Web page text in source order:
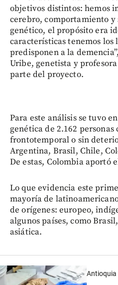
objetivos distintos: hemos
cerebro, comportamiento y
genético, el propósito era
características tenemos los
predisponen a la
Uribe, genetista y
parte del proyecto.
Para este análisis se tuvo
genética de 2.162
frontotemporal o sin
Argentina, Brasil, Chile,
De estas, Colombia aportó
Lo que evidencia este
mayoría de
de orígenes: europeo,
algunos países, como
asiática.
Antioquia